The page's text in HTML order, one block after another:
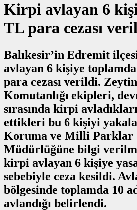
Kirpi avlayan 6
TL para cezası
Balıkesir’in Edremit
avlayan 6 kişiye
para cezası verildi.
Komutanlığı ekipleri,
sırasında kirpi
ettikleri bu 6 kişiyi
Koruma ve Milli Parklar
Müdürlüğüne bilgi
kirpi avlayan 6 kişiye
sebebiyle ceza kesildi.
bölgesinde toplamda 10
avlandığı belirlendi.